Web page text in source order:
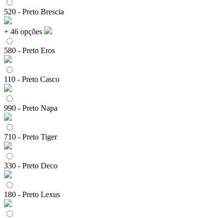
520 - Preto Brescia
+ 46 opções
580 - Preto Eros
110 - Preto Casco
990 - Preto Napa
710 - Preto Tiger
330 - Preto Deco
180 - Preto Lexus